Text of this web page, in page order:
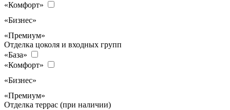
«Комфорт»
«Бизнес»
«Премиум»
Отделка цоколя и входных групп
«База»
«Комфорт»
«Бизнес»
«Премиум»
Отделка террас (при наличии)